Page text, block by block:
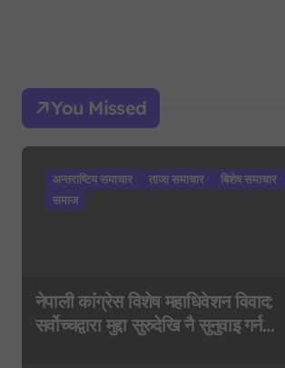
You Missed
अन्तराष्टिय समाचार ताजा समाचार बिशेष समाचार
समाज
नेपाली कांग्रेस विशेष महाधिवेशन विवाद:
सर्वोच्चद्वारा मुद्दा सुरुदेखि नै सुनुवाइ गर्न